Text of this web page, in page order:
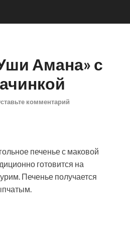
Амана» с
комментарий
печенье с маковой
готовится на
Печенье получается